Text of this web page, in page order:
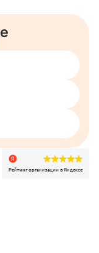
Рейтинг организации в Яндексе